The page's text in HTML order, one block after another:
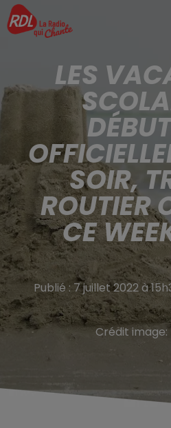
LES
SOIR,
ROUTIER
CE
Publié : 7 juillet 2022 à
Crédit image: